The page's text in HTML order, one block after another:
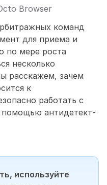
Browser
команд
для приема и
по мере роста
несколько
расскажем, зачем
к
работать с
помощью антидетект-
используйте